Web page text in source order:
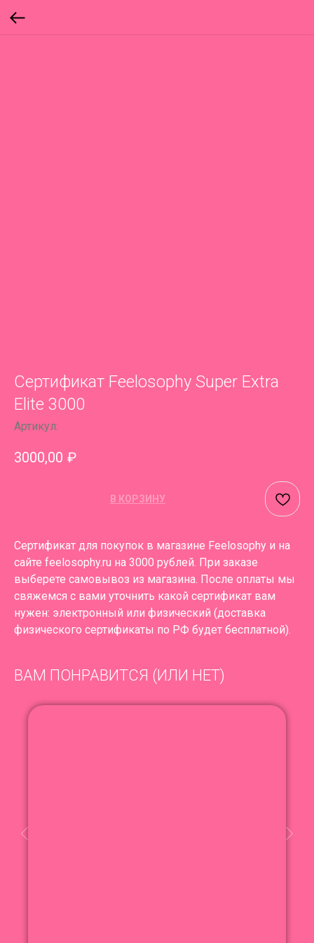
Сертификат Feelosophy Super Extra
Elite 3000
Артикул:
3000,00 ₽
В КОРЗИНУ
Сертификат для покупок в магазине Feelosophy и на
сайте feelosophy.ru на 3000 рублей. При заказе
выберете самовывоз из магазина. После оплаты мы
свяжемся с вами уточнить какой сертификат вам
нужен: электронный или физический (доставка
физического сертификаты по РФ будет бесплатной).
ВАМ ПОНРАВИТСЯ (ИЛИ НЕТ)